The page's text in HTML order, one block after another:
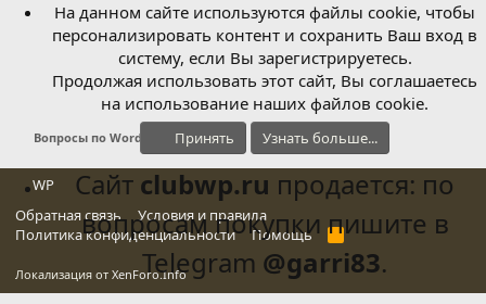
Вопросы по WordPress
WP
Обратная связь
Условия и правила
Политика конфиденциальности
Помощь
R
S
Локализация от XenForo.Info
На данном сайте используются файлы cookie, чтобы
персонализировать контент и сохранить Ваш вход в
систему, если Вы зарегистрируетесь.
Продолжая использовать этот сайт, Вы соглашаетесь
на использование наших файлов cookie.
Принять Узнать больше...
Сайт clubwp.ru продается: по
вопросам покупки пишите в
Telegram @garri83.